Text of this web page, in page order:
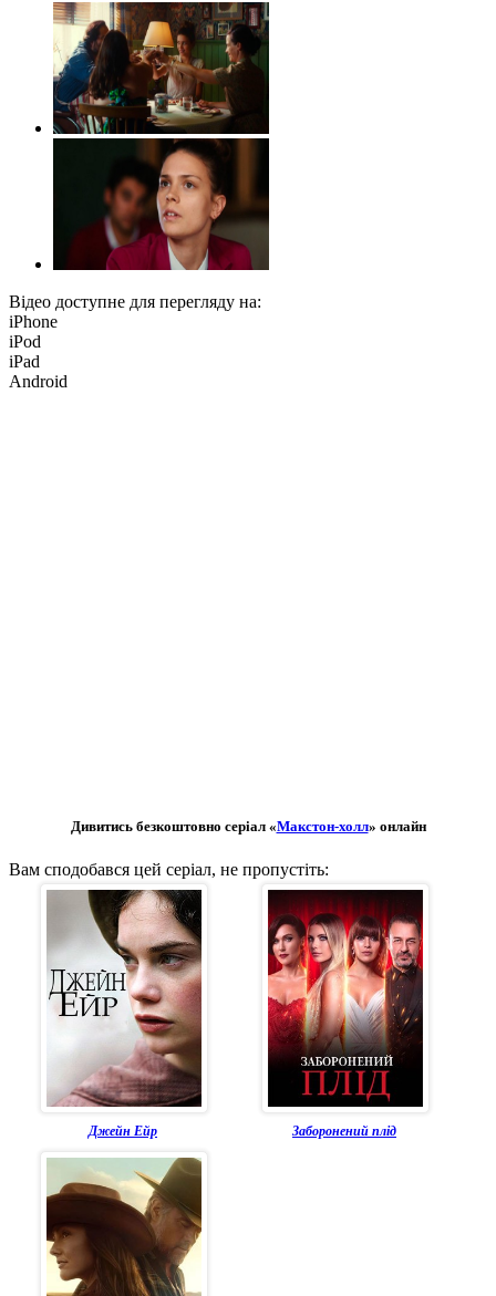
Відео доступне для перегляду на:
iPhone
iPod
iPad
Android
Дивитись безкоштовно серіал «Макстон-холл» онлайн
Вам сподобався цей серіал, не пропустіть:
Джейн Ейр Заборонений плід